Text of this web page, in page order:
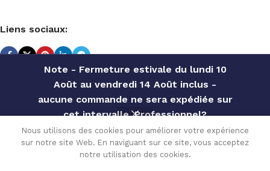
Note - Fermeture estivale du lundi 10
Août au vendredi 14 Août inclus -
aucune commande ne sera expédiée sur
cet intervalle. Professionnel?
Contactez notre service commercial
pour des offres personnalisées, des
remises par quantité, etc
Liens sociaux:
TECHNIDOSE 2022 Réalisé parACS INFORMATIQUE
Nous utilisons des cookies pour améliorer votre expérience
sur notre site Web. En naviguant sur ce site, vous acceptez
notre utilisation des cookies.
VIS DE
PURGE
PVDF-T
15.60€
TVA
En stock
(peut être